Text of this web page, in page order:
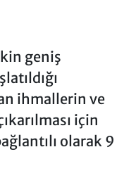
geniş
ihmallerin ve
için
olarak 9